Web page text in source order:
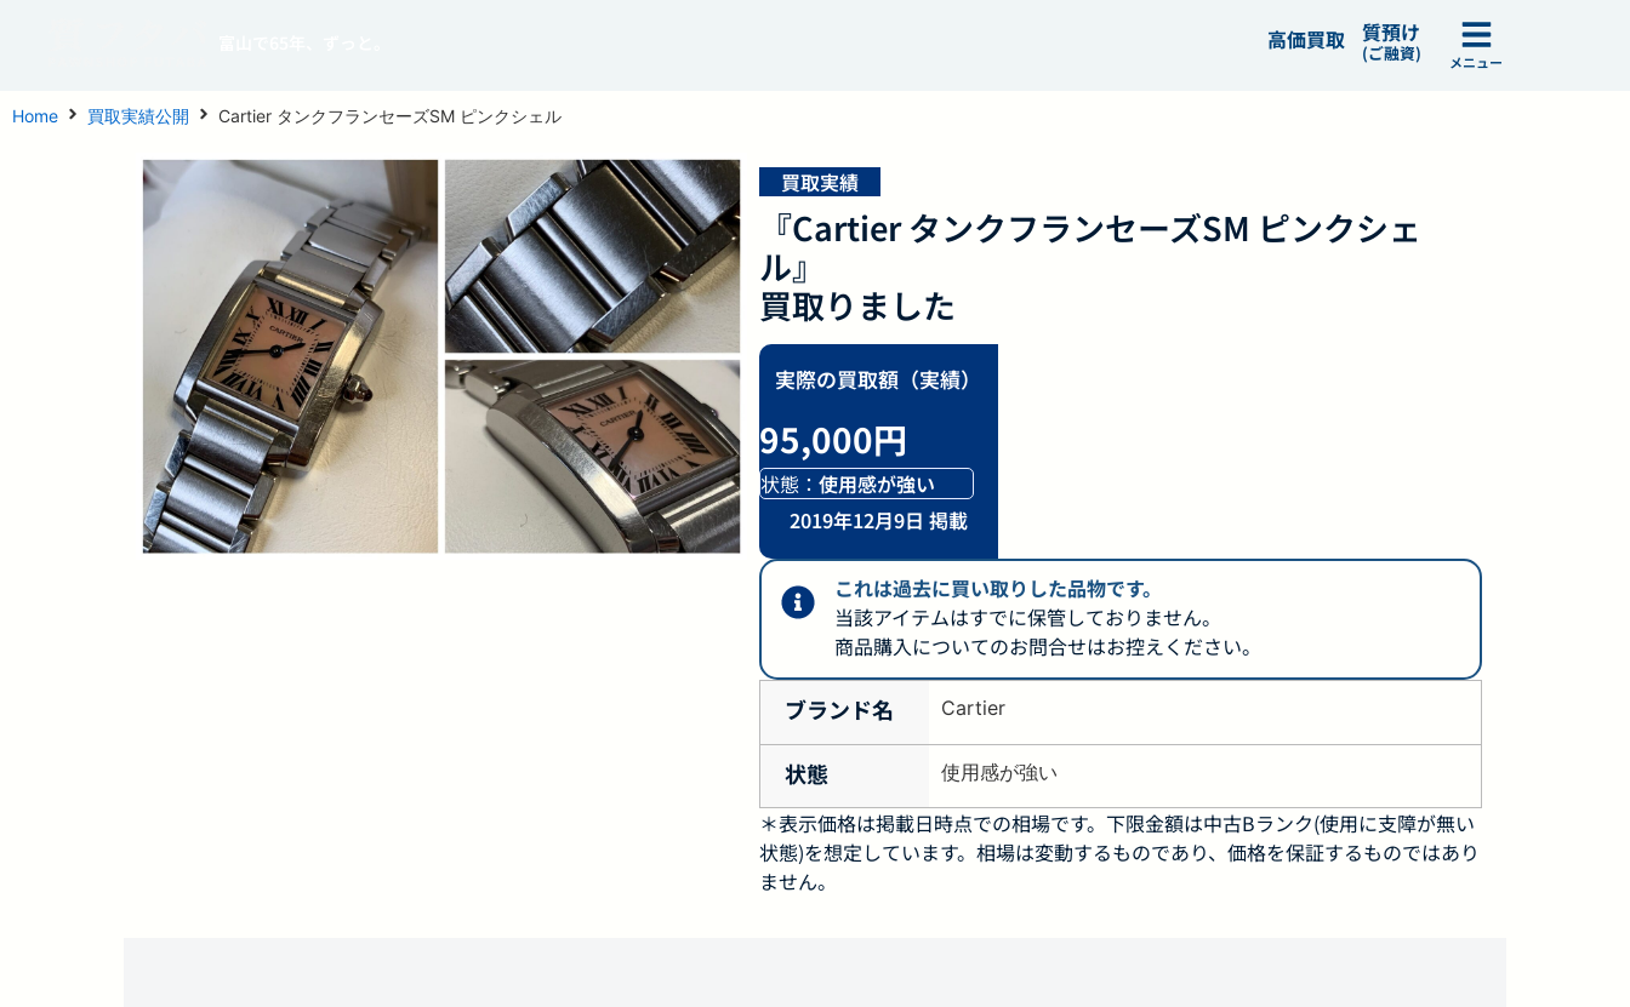
高価買取 質預け
(ご融資) メニュー
Home 買取実績公開 Cartier タンクフランセーズSM ピンクシェル
買取実績
『Cartier タンクフランセーズSM ピンクシェ
ル』
買取りました
実際の買取額（実績）
95,000円
状態： 使用感が強い
2019年12月9日 掲載
これは過去に買い取りした品物です。
当該アイテムはすでに保管しておりません。
商品購入についてのお問合せはお控えください。
ブランド名 Cartier
状態 使用感が強い
＊表示価格は掲載日時点での相場です。下限金額は中古Bランク(使用に支障が無い
状態)を想定しています。相場は変動するものであり、価格を保証するものではあり
ません。